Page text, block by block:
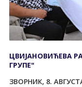
ЦВИЈАНОВИЋЕВА
ГРУПЕ"
ЗВОРНИК, 8.